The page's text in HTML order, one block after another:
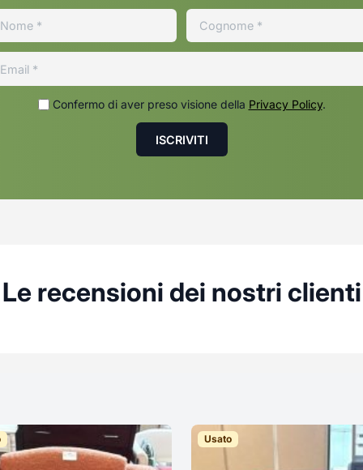
Confermo di aver preso visione della Privacy Policy.
Le recensioni dei nostri clienti
Usato